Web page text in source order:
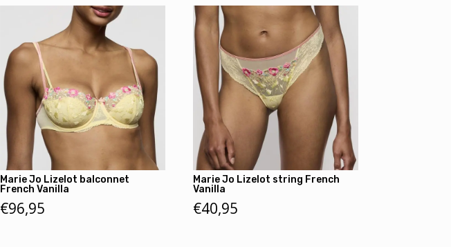
Marie Jo Lizelot balconnet
French Vanilla
€96,95
Marie Jo Lizelot string French
Vanilla
€40,95